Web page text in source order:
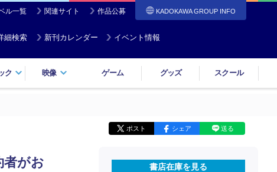
ル一覧 関連サイト 作品公募 KADOKAWA GROUP INFO
細検索 新刊カレンダー イベント情報
ク 映像 ゲーム グッズ スクール
ポスト シェア 送る
者がお
書店在庫を見る